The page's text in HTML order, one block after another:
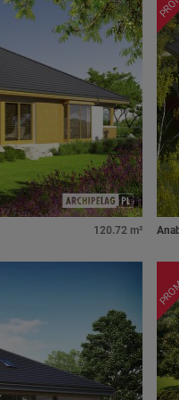
120.72 m²